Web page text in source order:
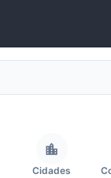
Cidades